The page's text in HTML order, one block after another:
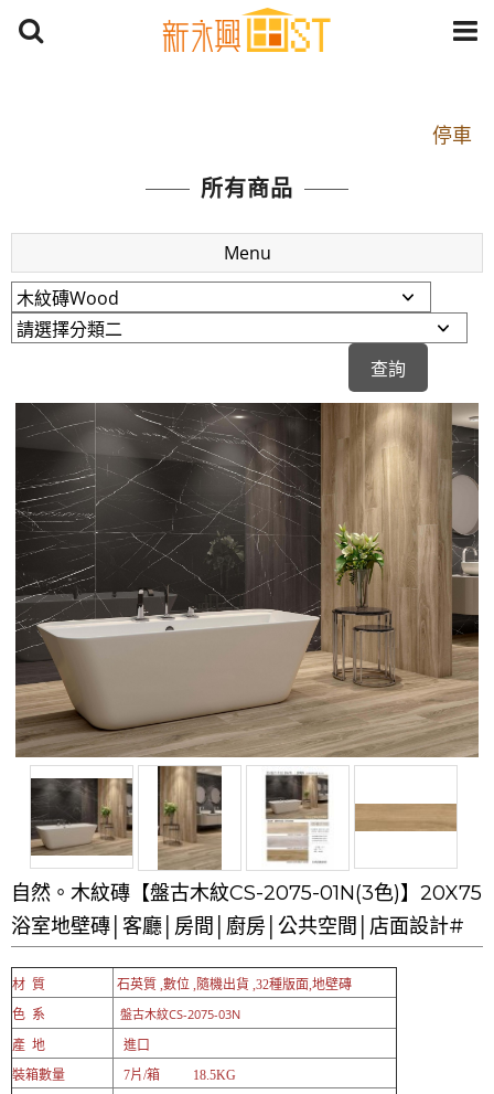
停車
捷運： 中和線【頂溪站 2 號出口】往中山路1段139
原Line已滿 無法加Line好友 請親愛的客戶加入
LINE官方帳號@a0975005573
開車：中山路1段 到永平路路口(樂華夜市口)門口可
停車
捷運： 中和線【頂溪站 2 號出口】往中山路1段139
號約10分鐘
原Line已滿 無法加Line好友 請親愛的客戶加入
LINE官方帳號@a0975005573
所有商品
Menu
自然。木紋磚【盤古木紋CS-2075-01N(3色)】20X75
浴室地壁磚│客廳│房間│廚房│公共空間│店面設計#
材 質
石英質 ,數位 ,隨機出貨 ,32種版面,地壁磚
色 系
盤古木紋CS-2075-03N
產 地
進口
裝箱數量
7片/箱 18.5KG